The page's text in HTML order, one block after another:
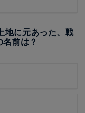
地に元あった、戦
前は？